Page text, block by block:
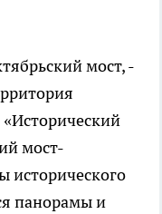
мост, -
мост-
исторического
панорамы и